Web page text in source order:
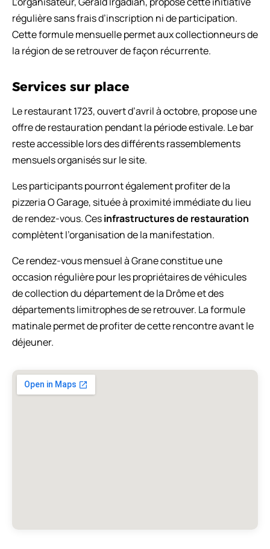
régulière sans frais d’inscription ni de participation.
Cette formule mensuelle permet aux collectionneurs de
la région de se retrouver de façon récurrente.
Services sur place
Le restaurant 1723, ouvert d’avril à octobre, propose une
offre de restauration pendant la période estivale. Le bar
reste accessible lors des différents rassemblements
mensuels organisés sur le site.
Les participants pourront également profiter de la
pizzeria O Garage, située à proximité immédiate du lieu
de rendez-vous. Cesinfrastructures de restauration
complètent l’organisation de la manifestation.
Ce rendez-vous mensuel à Grane constitue une
occasion régulière pour les propriétaires de véhicules
de collection du département de la Drôme et des
départements limitrophes de se retrouver. La formule
matinale permet de profiter de cette rencontre avant le
déjeuner.